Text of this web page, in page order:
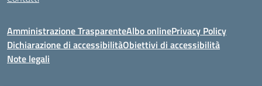
Amministrazione TrasparenteAlbo onlinePrivacy Policy
Dichiarazione di accessibilitàObiettivi di accessibilità
Note legali